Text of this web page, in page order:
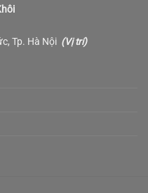
Tp. Hà Nội (Vị trí)